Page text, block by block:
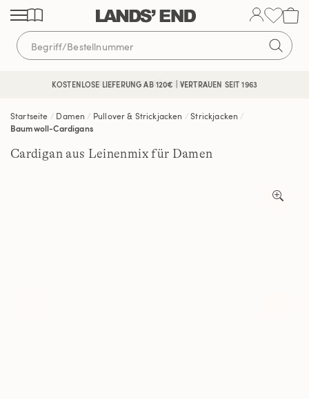
Direkt
zum
Inhalt
Direkt
zur
Navigation
Direkt
zur
Suche
KOSTENLOSE LIEFERUNG AB 120€ | VERTRAUEN SEIT 1963
KOSTENFREIE RÜCKSENDUNG
Startseite Damen Pullover & Strickjacken
Strickjacken
Baumwoll-Cardigans
Cardigan aus Leinenmix für Damen